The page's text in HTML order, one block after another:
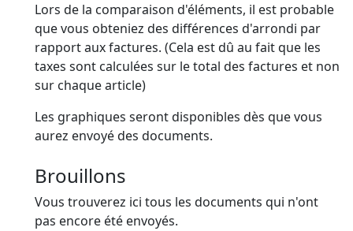
Lors de la comparaison d'éléments, il est probable
que vous obteniez des différences d'arrondi par
rapport aux factures. (Cela est dû au fait que les
taxes sont calculées sur le total des factures et non
sur chaque article)
Les graphiques seront disponibles dès que vous
aurez envoyé des documents.
Brouillons
Vous trouverez ici tous les documents qui n'ont
pas encore été envoyés.